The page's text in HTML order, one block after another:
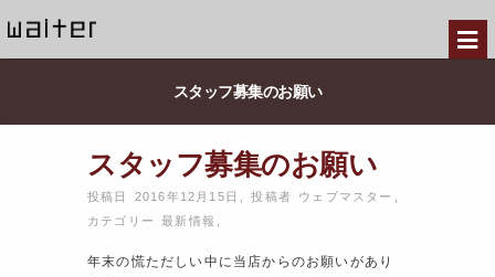
スタッフ募集のお願い
スタッフ募集のお願い
投稿日 2016年12月15日 ,投稿者 ウェブマスター
カテゴリー最新情報
年末の慌ただしい中に当店からのお願いがあり